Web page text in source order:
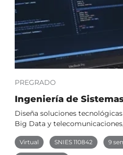
PREGRADO
Ingeniería de
Diseña soluciones
Big Data y
Virtual SNIES 110842 9